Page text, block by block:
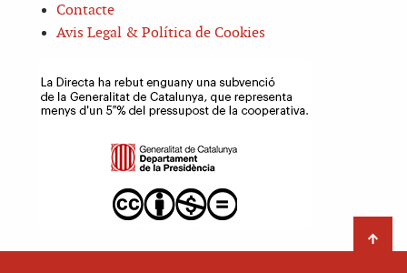
Contacte
Avis Legal & Política de Cookies